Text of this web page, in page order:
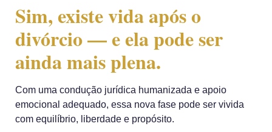
Sim, existe vida após o
divórcio — e ela pode ser
ainda mais plena.
Com uma condução jurídica humanizada e apoio
emocional adequado, essa nova fase pode ser vivida
com equilíbrio, liberdade e propósito.